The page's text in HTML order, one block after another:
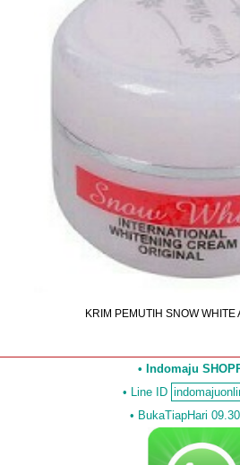
KRIM PEMUTIH SNOW WHITE
• Indomaju
• Line ID
• BukaTiapHari